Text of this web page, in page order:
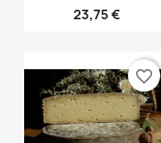
23,75 €
favorite_border